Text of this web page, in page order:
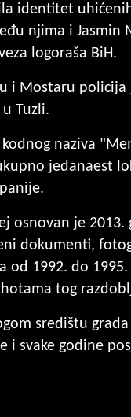
identitet
njima i Jasmin
logoraša BiH.
i Mostaru policija
Tuzli.
naziva
jedanaest
osnovan je 2013.
dokumenti,
od 1992. do
tog
središtu
i svake godine